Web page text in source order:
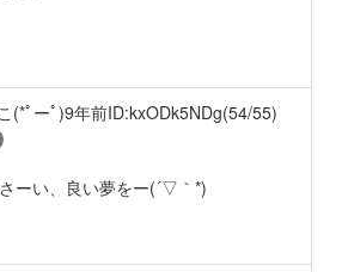
(*ﾟーﾟ)9年前ID:kxODk5NDg(54/55)
ーい、良い夢をー(´▽｀*)